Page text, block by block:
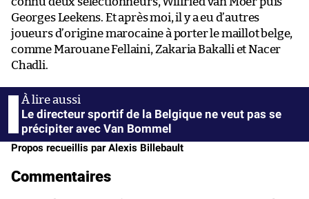
Georges Leekens. Et après moi, il y a eu d’autres
joueurs d’origine marocaine à porter le maillot belge,
comme Marouane Fellaini, Zakaria Bakalli et Nacer
Chadli.
Le directeur sportif de la Belgique ne veut pas se
précipiter avec Van Bommel
Propos recueillis par Alexis Billebault
Commentaires